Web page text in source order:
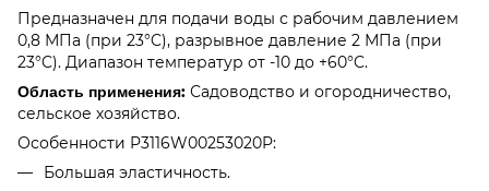
Предназначен для подачи воды с рабочим давлением
0,8 МПа (при 23°C), разрывное давление 2 МПа (при
23°C). Диапазон температур от -10 до +60°C.
Область применения: Садоводство и огородничество,
сельское хозяйство.
Особенности P3116W00253020P:
Большая эластичность.